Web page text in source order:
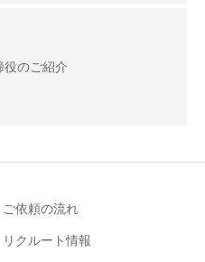
役のご紹介
ご依頼の流れ
リクルート情報